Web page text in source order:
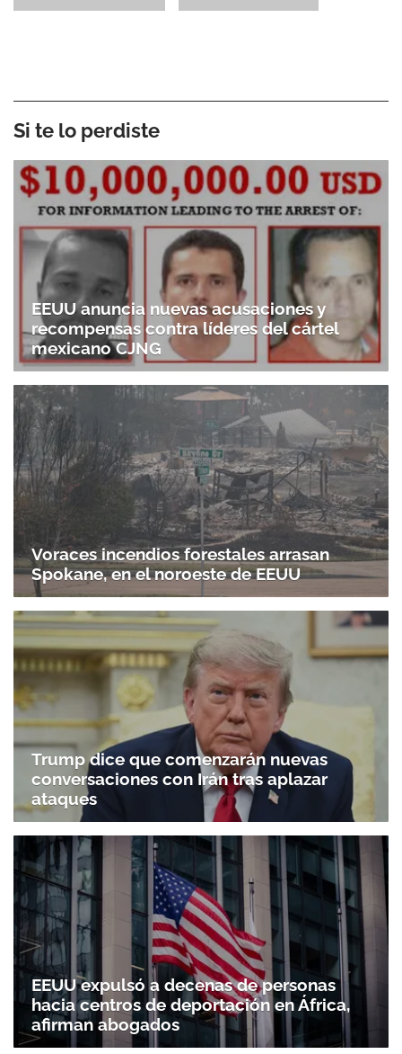
Si te lo perdiste
EEUU anuncia nuevas acusaciones y
recompensas contra líderes del cártel
mexicano CJNG
Voraces incendios forestales arrasan
Spokane, en el noroeste de EEUU
Trump dice que comenzarán nuevas
conversaciones con Irán tras aplazar
ataques
EEUU expulsó a decenas de personas
hacia centros de deportación en África,
afirman abogados